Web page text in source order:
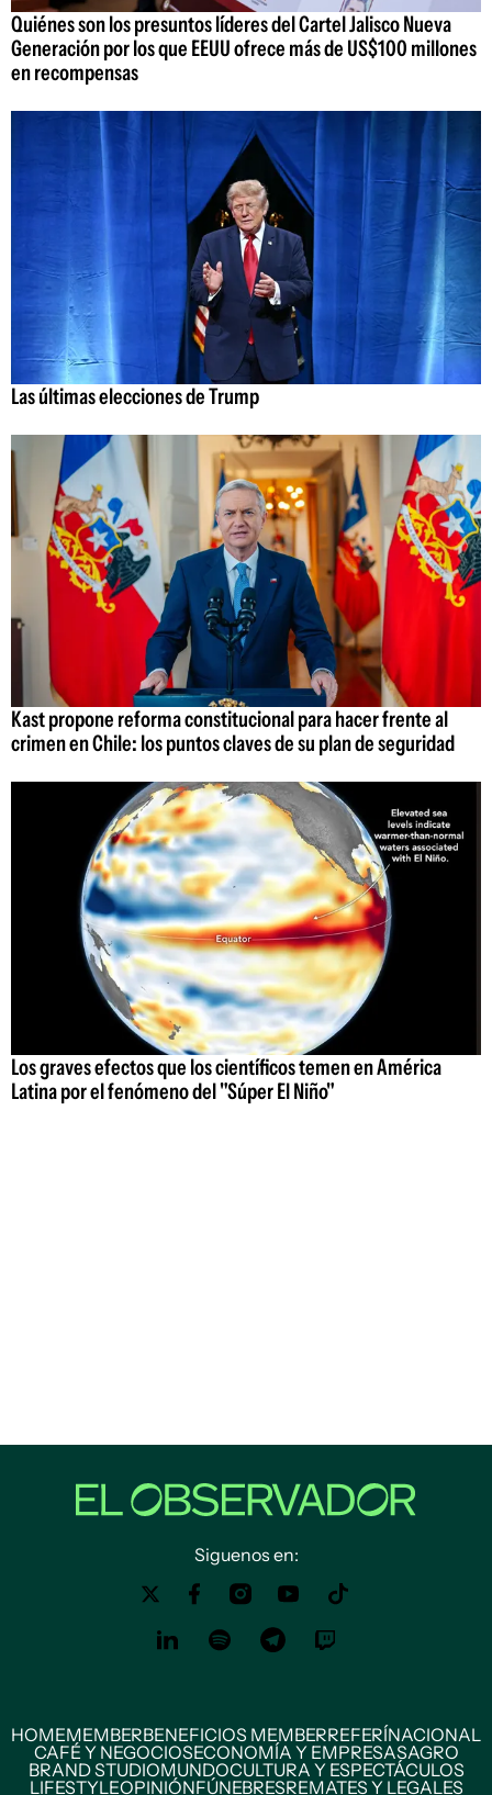
Quiénes son los presuntos líderes del Cartel Jalisco Nueva
Generación por los que EEUU ofrece más de US$100 millones
en recompensas
Las últimas elecciones de Trump
Kast propone reforma constitucional para hacer frente al
crimen en Chile: los puntos claves de su plan de seguridad
Los graves efectos que los científicos temen en América
Latina por el fenómeno del "Súper El Niño"
Siguenos en:
HOMEMEMBERBENEFICIOS MEMBERREFERÍNACIONAL
CAFÉ Y NEGOCIOSECONOMÍA Y EMPRESASAGRO
BRAND STUDIOMUNDOCULTURA Y ESPECTÁCULOS
LIFESTYLEOPINIÓNFÚNEBRESREMATES Y LEGALES